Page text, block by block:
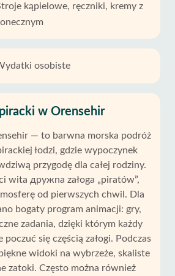
kąpielowe, ręczniki, kremy z
osobiste
w Orensehir
— to barwna morska podróż
łodzi, gdzie wypoczynek
przygodę dla całej rodziny.
wita дружna załoga „piratów”,
od pierwszych chwil. Dla
bogaty program animacji: gry,
zadania, dzięki którym każdy
poczuć się częścią załogi. Podczas
widoki na wybrzeże, skaliste
zatoki. Często można również